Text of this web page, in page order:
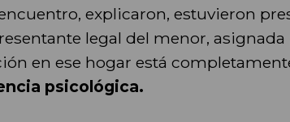
explicaron, estuvieron
legal del menor,
en ese hogar está
psicológica.